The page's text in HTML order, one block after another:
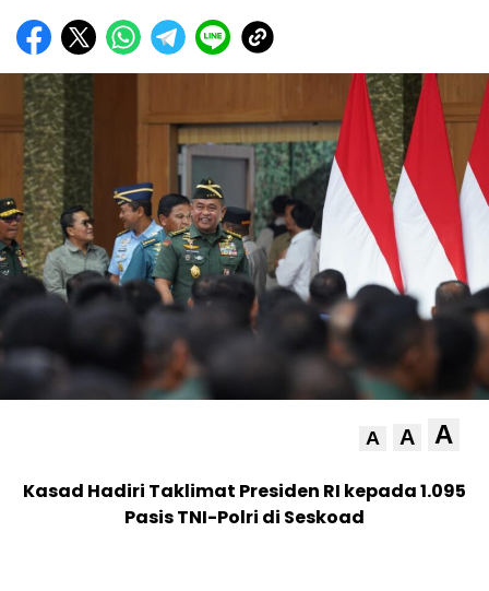
A A A
Kasad Hadiri Taklimat Presiden RI kepada 1.095
Pasis TNI-Polri di Seskoad